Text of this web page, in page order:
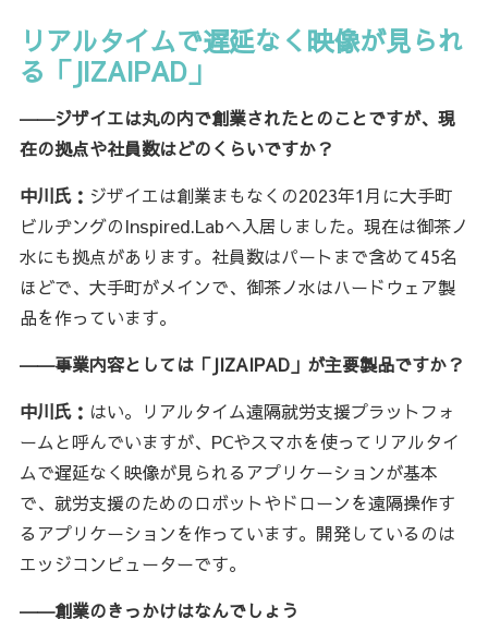
リアルタイムで遅延なく映像が見られ
る「JIZAIPAD」
――ジザイエは丸の内で創業されたとのことですが、現
在の拠点や社員数はどのくらいですか？
中川氏： ジザイエは創業まもなくの2023年1月に大手町
ビルヂングのInspired.Labへ入居しました。現在は御茶ノ
水にも拠点があります。社員数はパートまで含めて45名
ほどで、大手町がメインで、御茶ノ水はハードウェア製
品を作っています。
――事業内容としては「JIZAIPAD」が主要製品ですか？
中川氏： はい。リアルタイム遠隔就労支援プラットフォ
ームと呼んでいますが、PCやスマホを使ってリアルタイ
ムで遅延なく映像が見られるアプリケーションが基本
で、就労支援のためのロボットやドローンを遠隔操作す
るアプリケーションを作っています。開発しているのは
エッジコンピューターです。
――創業のきっかけはなんでしょう